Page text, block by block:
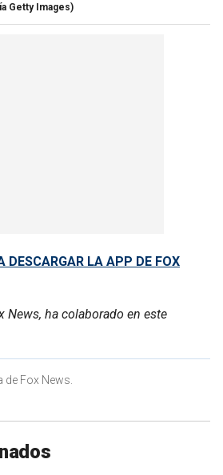
Getty Images)
DESCARGAR LA APP DE FOX
News, ha colaborado en este
Fox News.